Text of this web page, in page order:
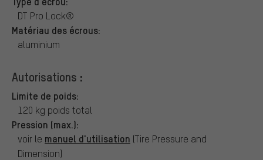
DT Pro Lock®
Matériau des écrous:
aluminium
Autorisations :
Limite de poids:
120 kg poids total
Pression (max.):
voir le manuel d'utilisation (Tire Pressure and
Dimension)